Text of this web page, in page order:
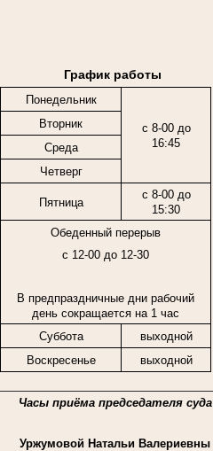
График работы
Понедельник
с 8-00 до
16:45
Вторник
Среда
Четверг
Пятница
с 8-00 до
15:30
Обеденный перерыв
с 12-00 до 12-30
В предпраздничные дни рабочий
день сокращается на 1 час
Суббота
выходной
Воскресенье
выходной
Часы приёма председателя суда
Уржумовой Натальи Валериевны